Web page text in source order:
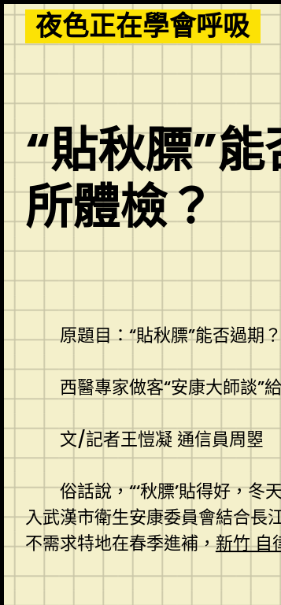
Skip
to
content
夜色正在學會呼吸
“貼秋膘”
所體檢？
原題目：“貼秋膘”能否過期
西醫專家做客“安康大師談”給
文/記者王愷凝 通信員周曌
俗話說，“‘秋膘’貼得好，冬天
入武漢市衛生安康委員會結合長
不需求特地在春季進補，新竹 自